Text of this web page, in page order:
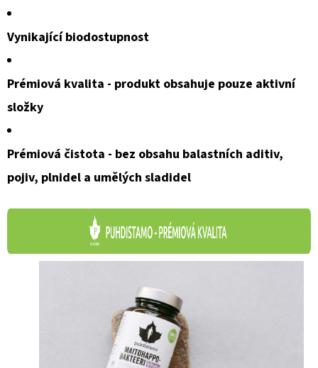
Vynikající biodostupnost
Prémiová kvalita - produkt obsahuje pouze aktivní
složky
Prémiová čistota - bez obsahu balastních aditiv,
pojiv, plnidel a umělých sladidel